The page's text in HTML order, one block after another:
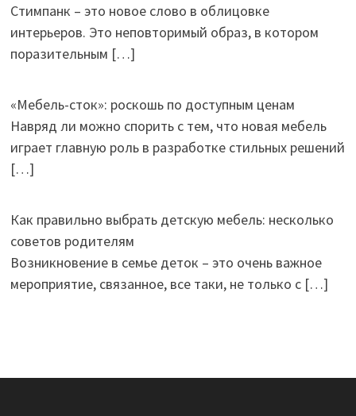
Стимпанк – это новое слово в облицовке
интерьеров. Это неповторимый образ, в котором
поразительным […]
«Мебель-сток»: роскошь по доступным ценам
Навряд ли можно спорить с тем, что новая мебель
играет главную роль в разработке стильных решений
[…]
Как правильно выбрать детскую мебель: несколько
советов родителям
Возникновение в семье деток – это очень важное
мероприятие, связанное, все таки, не только с […]